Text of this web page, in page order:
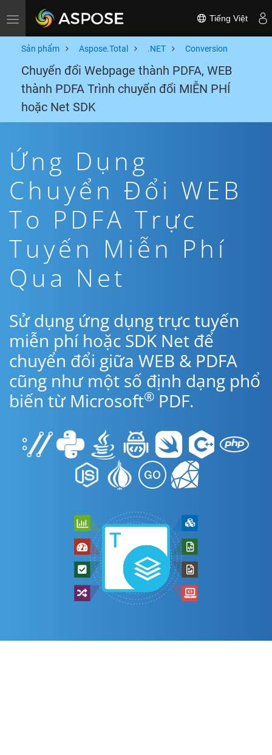
Toggle navigation Tiếng Việt
Sản phẩm Aspose.Total .NET Conversion
Chuyển đổi Webpage thành PDFA, WEB
thành PDFA Trình chuyển đổi MIỄN PHÍ
hoặc Net SDK
Ứng Dụng
Chuyển Đổi WEB
To PDFA Trực
Tuyến Miễn Phí
Qua Net
Sử dụng ứng dụng trực tuyến
miễn phí hoặc SDK Net để
chuyển đổi giữa WEB & PDFA
cũng như một số định dạng phổ
biến từ Microsoft® PDF.